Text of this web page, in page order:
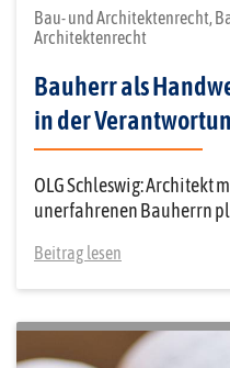
Bau- und Architektenrecht,
Architektenrecht
Bauherr als
in der
OLG Schleswig: Architekt
unerfahrenen Bauherrn
Beitrag lesen